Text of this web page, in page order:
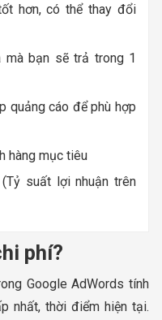
hơn, có thể thay đổi
mà bạn sẽ trả trong 1
quảng cáo để phù hợp
hàng mục tiêu
suất lợi nhuận trên
phí?
Google AdWords tính
nhất, thời điểm hiện tại.